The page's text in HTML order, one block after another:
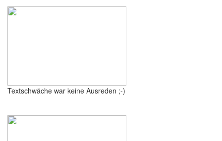
Textschwäche war keine Ausreden ;-)